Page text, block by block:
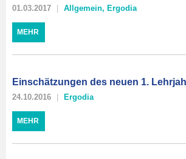
01.03.2017 Allgemein, Ergodia
MEHR
Einschätzungen des neuen 1.
24.10.2016 Ergodia
MEHR